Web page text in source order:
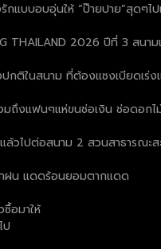
บบอบอุ่นให้ “ป๊ายปาย”สุดๆไป
THAILAND 2026 ปีที่ 3 สน
กติในสนาม ที่ต้องแซงเบียดเร่
มถึงแฟนๆแห่ขนช่อเงิน ช่อดอก
วไปต่อสนาม 2 สวนสาธารณะ
ฝน แดดร้อนยอมตากแดด
อมาให้
ป